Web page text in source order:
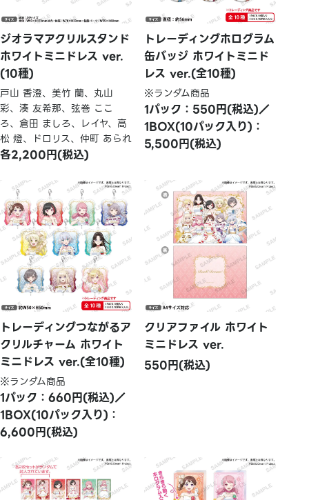
ジオラマアクリルスタンド
ホワイトミニドレス ver.
(10種)
戸山 香澄、美竹 蘭、丸山
彩、湊 友希那、弦巻 ここ
ろ、倉田 ましろ、レイヤ、高
松 燈、ドロリス、仲町 あられ
各2,200円(税込)
トレーディングホログラム
缶バッジ ホワイトミニド
レス ver.(全10種)
※ランダム商品
1パック：550円(税込)／
1BOX(10パック入り)：
5,500円(税込)
トレーディングつながるア
クリルチャーム ホワイト
ミニドレス ver.(全10種)
※ランダム商品
1パック：660円(税込)／
1BOX(10パック入り)：
6,600円(税込)
クリアファイル ホワイト
ミニドレス ver.
550円(税込)